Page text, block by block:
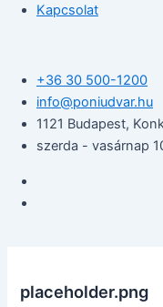
Kapcsolat
+36 30 500-1200​
info@poniudvar.hu
1121 Budapest,
szerda - vasárnap
placeholder.png